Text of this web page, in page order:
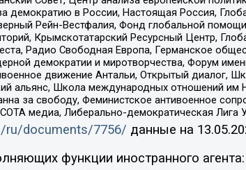
демократию в России, Настоящая Россия,
Рейн-Вестфалия, Фонд глобальной
Крымскотатарский Ресурсный Центр,
Радио Свободная Европа, Германское
демократии и миротворчества, Форум
движение Антальи, Открытый диалог,
альянс, Школа международных отношений
за свободу, Феминистское антивоенное
медиа, Либерально-демократическая Лига
ru/documents/7756/ данные на
функции иностранного агента: